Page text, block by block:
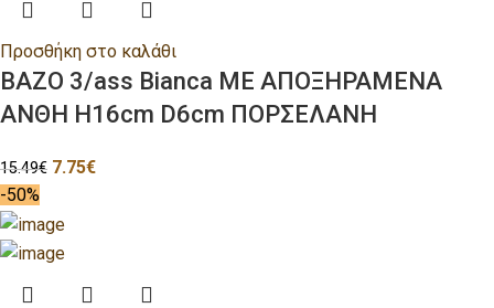
Προσθήκη στο καλάθι
ΒΑΖΟ 3/ass Bianca ΜΕ ΑΠΟΞΗΡΑΜΕΝΑ
ΑΝΘΗ H16cm D6cm ΠΟΡΣΕΛΑΝΗ
15.49€ 7.75€
-50%